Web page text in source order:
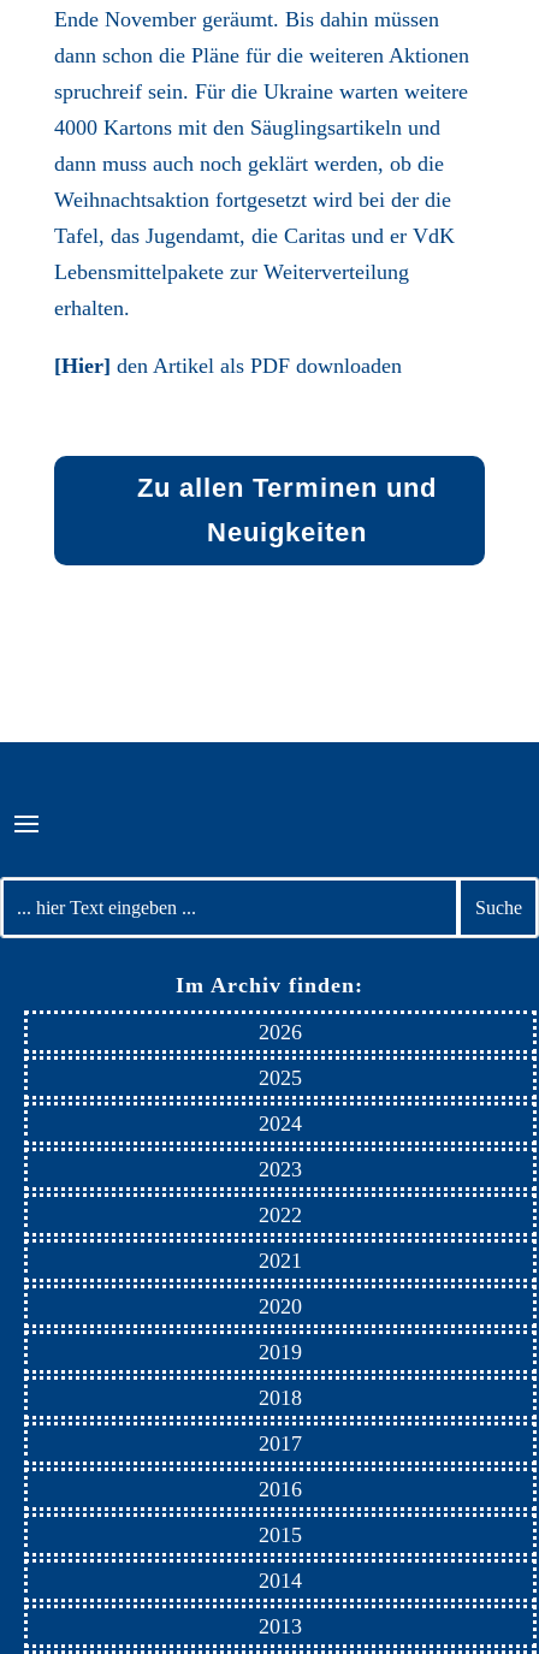
Ende November geräumt. Bis dahin müssen
dann schon die Pläne für die weiteren Aktionen
spruchreif sein. Für die Ukraine warten weitere
4000 Kartons mit den Säuglingsartikeln und
dann muss auch noch geklärt werden, ob die
Weihnachtsaktion fortgesetzt wird bei der die
Tafel, das Jugendamt, die Caritas und er VdK
Lebensmittelpakete zur Weiterverteilung
erhalten.
[Hier] den Artikel als PDF downloaden
Zu allen Terminen und
Neuigkeiten
Im Archiv finden:
2026
2025
2024
2023
2022
2021
2020
2019
2018
2017
2016
2015
2014
2013